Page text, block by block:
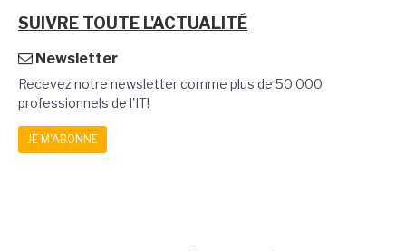
SUIVRE TOUTE L'ACTUALITÉ
Newsletter
Recevez notre newsletter comme plus de 50 000
professionnels de l'IT!
JE M'ABONNE